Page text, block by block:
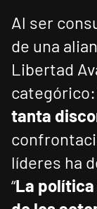
Al ser
de una
Libertad
categórico:
tanta
líderes ha
“La política